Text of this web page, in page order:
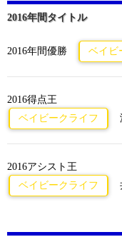
2016年間タイトル
2016年間優勝 ベイビ
2016得点王
ベイビークライフ
2016アシスト王
ベイビークライフ